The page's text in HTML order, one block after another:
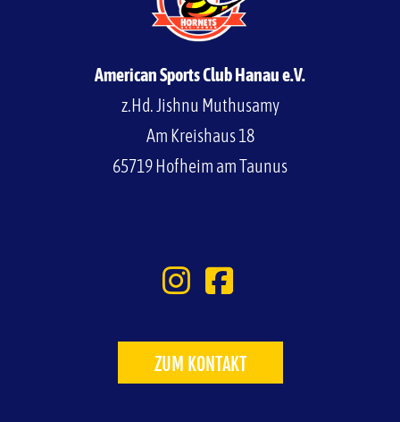
American Sports Club Hanau e.V.
z.Hd. Jishnu Muthusamy
Am Kreishaus 18
65719 Hofheim am Taunus
ZUM KONTAKT